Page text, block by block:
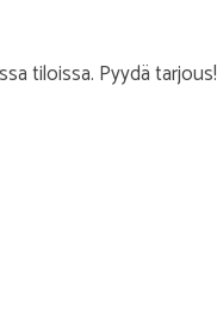
tiloissa. Pyydä tarjous!